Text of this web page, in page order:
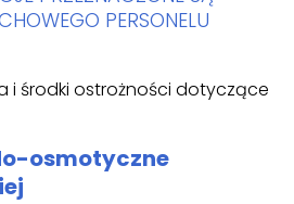
PERSONELU
i środki ostrożności dotyczące
osmotyczne